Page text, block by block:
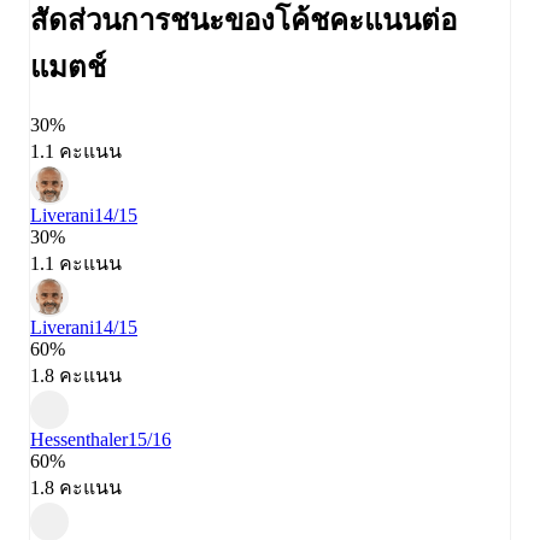
สัดส่วนการชนะของโค้ชคะแนนต่อ
แมตช์
30%
1.1 คะแนน
Liverani14/15
30%
1.1 คะแนน
Liverani14/15
60%
1.8 คะแนน
Hessenthaler15/16
60%
1.8 คะแนน